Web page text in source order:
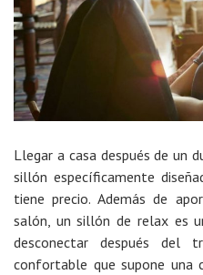
Llegar a casa después de un
sillón específicamente
tiene precio. Además de
salón, un sillón de relax es
desconectar después
confortable que supone una